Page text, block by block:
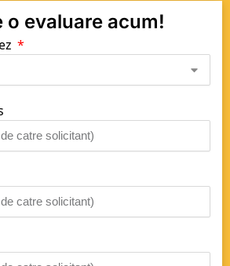
o evaluare acum!